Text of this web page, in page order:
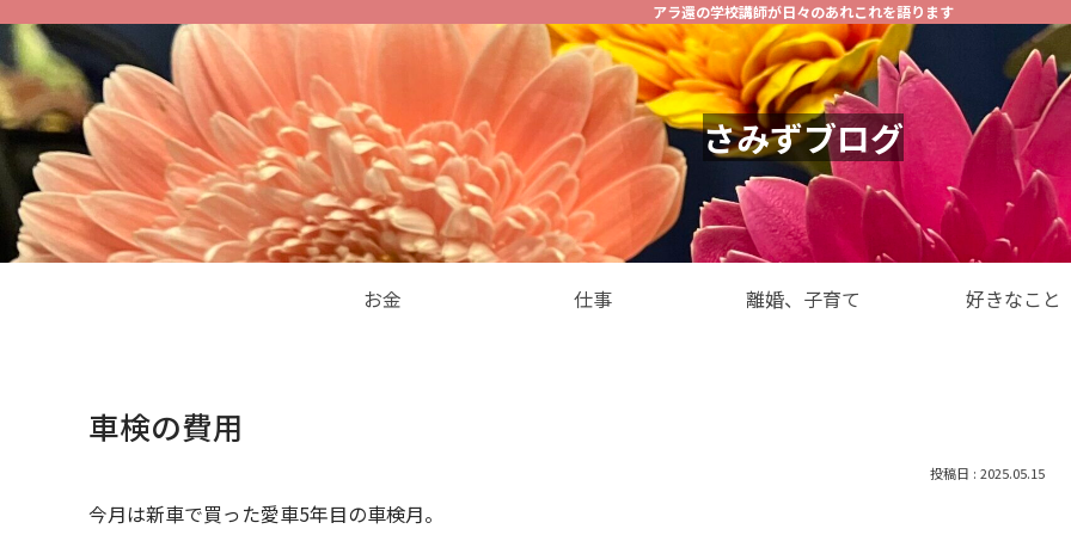
アラ還の学校講師が日々のあれこれを語ります
さみずブログ
お金 仕事 離婚、子育て 好きなこと
車検の費用
2025.05.15
今月は新車で買った愛車5年目の車検月。